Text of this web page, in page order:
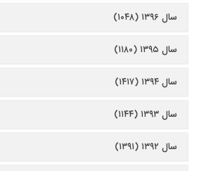
سال ۱۳۹۶ (۱۰۴۸)
سال ۱۳۹۵ (۱۱۸۰)
سال ۱۳۹۴ (۱۴۱۷)
سال ۱۳۹۳ (۱۱۴۴)
سال ۱۳۹۲ (۱۳۹۱)